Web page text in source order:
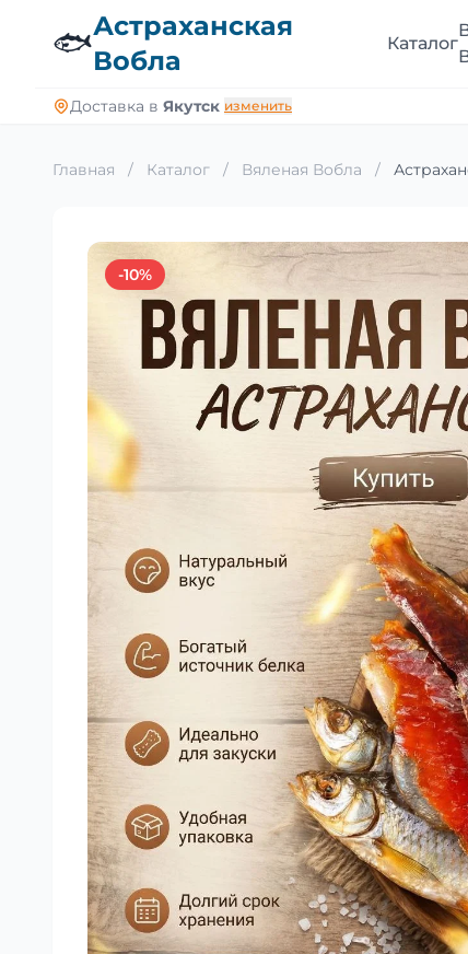
🐟Астраханская
Вобла
Каталог
Доставка в Якутск изменить
Главная / Каталог / Вяленая Вобла /
-10%